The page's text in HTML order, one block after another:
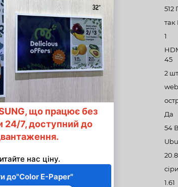
Емкость SSD накопителя
512
так
Bluetooth
1
Порты
45
Thunderbolt
2
Подсветка клавиатуры
Да
Ёмкость батареи
54
Предустановленная ОС
Габариты (ВхШхГ)
Вес
1.61